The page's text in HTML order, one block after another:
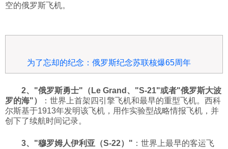
空的俄罗斯飞机。
为了忘却的纪念：俄罗斯纪念苏联核爆65周年
2、"俄罗斯勇士"（Le Grand、"S-21"或者"俄罗斯大波
罗的海"）
：世界上首架四引擎飞机和最早的重型飞机。西科
尔斯基于1913年发明该飞机，用作实验型战略情报飞机，并
创下了续航时间记录。
3、"穆罗姆人伊利亚（S-22）" ：世界上最早的客运飞